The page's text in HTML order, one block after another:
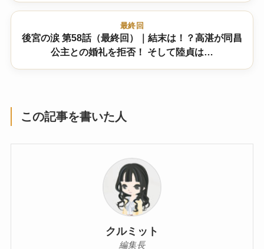
最終回
後宮の涙 第58話（最終回）｜結末は！？高湛が同昌
公主との婚礼を拒否！ そして陸貞は…
この記事を書いた人
クルミット
編集長